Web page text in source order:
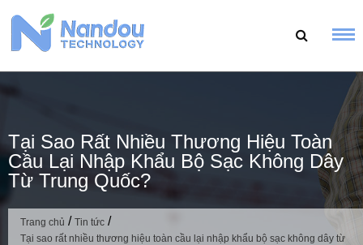
nội
Tại Sao Rất Nhiều Thương Hiệu Toàn
Cầu Lại Nhập Khẩu Bộ Sạc Không Dây
Từ Trung Quốc?
Trang chủ / Tin tức /
Tại sao rất nhiều thương hiệu toàn cầu lại nhập khẩu bộ sạc không dây từ